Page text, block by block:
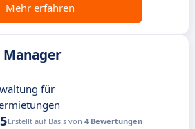
Mehr erfahren
Manager
für
Erstellt auf Basis von 4 Bewertungen